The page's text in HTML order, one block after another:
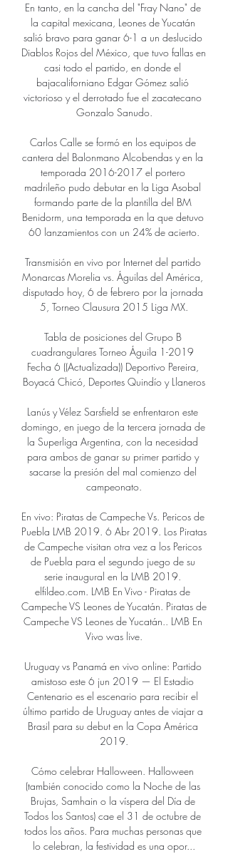
En tanto, en la cancha del "Fray Nano" de
la capital mexicana, Leones de Yucatán
salió bravo para ganar 6-1 a un deslucido
Diablos Rojos del México, que tuvo fallas en
casi todo el partido, en donde el
bajacaliforniano Edgar Gómez salió
victorioso y el derrotado fue el zacatecano
Gonzalo Sanudo.
Carlos Calle se formó en los equipos de
cantera del Balonmano Alcobendas y en la
temporada 2016-2017 el portero
madrileño pudo debutar en la Liga Asobal
formando parte de la plantilla del BM
Benidorm, una temporada en la que detuvo
60 lanzamientos con un 24% de acierto.
Transmisión en vivo por Internet del partido
Monarcas Morelia vs. Águilas del América,
disputado hoy, 6 de febrero por la jornada
5, Torneo Clausura 2015 Liga MX.
Tabla de posiciones del Grupo B
cuadrangulares Torneo Águila 1-2019
Fecha 6 ((Actualizada)) Deportivo Pereira,
Boyacá Chicó, Deportes Quindío y Llaneros
Lanús y Vélez Sarsfield se enfrentaron este
domingo, en juego de la tercera jornada de
la Superliga Argentina, con la necesidad
para ambos de ganar su primer partido y
sacarse la presión del mal comienzo del
campeonato.
En vivo: Piratas de Campeche Vs. Pericos de
Puebla LMB 2019. 6 Abr 2019. Los Piratas
de Campeche visitan otra vez a los Pericos
de Puebla para el segundo juego de su
serie inaugural en la LMB 2019.
elfildeo.com. LMB En Vivo - Piratas de
Campeche VS Leones de Yucatán. Piratas de
Campeche VS Leones de Yucatán.. LMB En
Vivo was live.
Uruguay vs Panamá en vivo online: Partido
amistoso este 6 jun 2019 — El Estadio
Centenario es el escenario para recibir el
último partido de Uruguay antes de viajar a
Brasil para su debut en la Copa América
2019.
Cómo celebrar Halloween. Halloween
(también conocido como la Noche de las
Brujas, Samhain o la víspera del Día de
Todos los Santos) cae el 31 de octubre de
todos los años. Para muchas personas que
lo celebran, la festividad es una opor...